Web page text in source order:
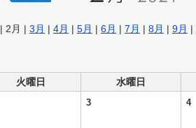
| 2月 | 3月 | 4月 | 5月 | 6月 | 7月 | 8月 | 9月 |
火曜日 水曜日
3 4